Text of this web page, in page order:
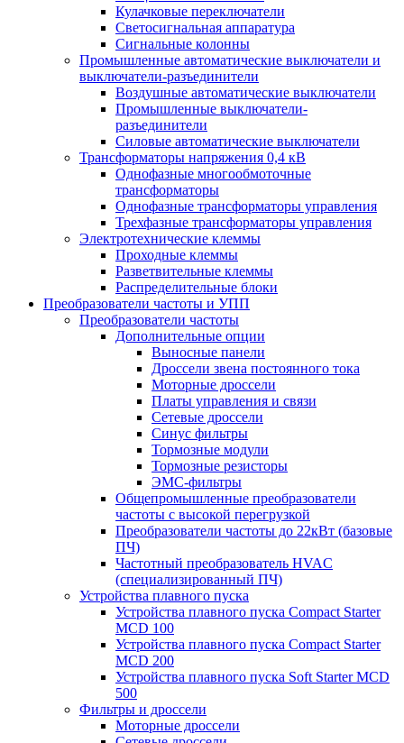
Кулачковые переключатели
Светосигнальная аппаратура
Сигнальные колонны
Промышленные автоматические выключатели и
выключатели-разъединители
Воздушные автоматические выключатели
Промышленные выключатели-
разъединители
Силовые автоматические выключатели
Трансформаторы напряжения 0,4 кВ
Однофазные многообмоточные
трансформаторы
Однофазные трансформаторы управления
Трехфазные трансформаторы управления
Электротехнические клеммы
Проходные клеммы
Разветвительные клеммы
Распределительные блоки
Преобразователи частоты и УПП
Преобразователи частоты
Дополнительные опции
Выносные панели
Дроссели звена постоянного тока
Моторные дроссели
Платы управления и связи
Сетевые дроссели
Синус фильтры
Тормозные модули
Тормозные резисторы
ЭМС-фильтры
Общепромышленные преобразователи
частоты с высокой перегрузкой
Преобразователи частоты до 22кВт (базовые
ПЧ)
Частотный преобразователь HVAC
(специализированный ПЧ)
Устройства плавного пуска
Устройства плавного пуска Compact Starter
MCD 100
Устройства плавного пуска Compact Starter
MCD 200
Устройства плавного пуска Soft Starter MCD
500
Фильтры и дроссели
Моторные дроссели